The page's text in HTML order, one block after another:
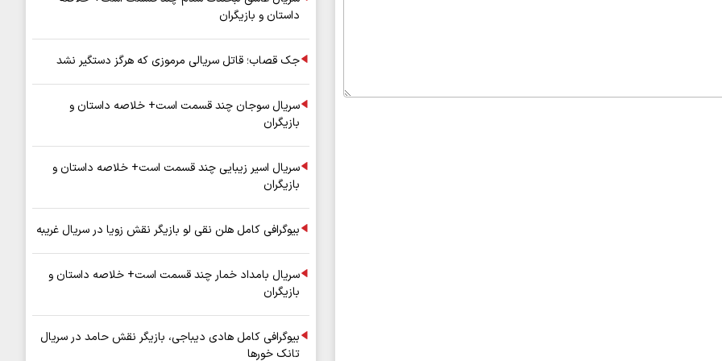
داستان و بازیگران
جک قصاب؛ قاتل سریالی مرموزی که هرگز دستگیر نشد
سریال سوجان چند قسمت است+ خلاصه داستان و
بازیگران
سریال اسیر زیبایی چند قسمت است+ خلاصه داستان و
بازیگران
بیوگرافی کامل هلن نقی لو بازیگر نقش زویا در سریال غریبه
سریال بامداد خمار چند قسمت است+ خلاصه داستان و
بازیگران
بیوگرافی کامل هادی دیباجی، بازیگر نقش حامد در سریال
تانک خورها